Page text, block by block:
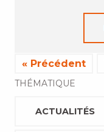
« Précédent
THÉMATIQUE
ACTUALITÉS